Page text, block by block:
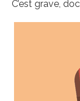
C’est grave,